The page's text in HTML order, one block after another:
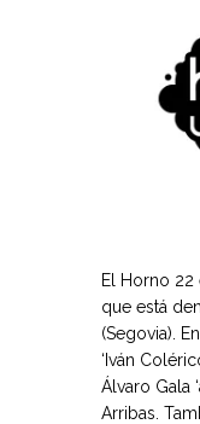
El Horno
que está
(Segovia).
‘Iván
Álvaro Gala
Arribas.